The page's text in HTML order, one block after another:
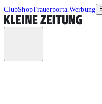
ClubShopTrauerportalWerbung